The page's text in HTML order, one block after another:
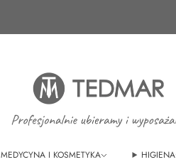
MEDYCYNA I KOSMETYKA HIGIENA